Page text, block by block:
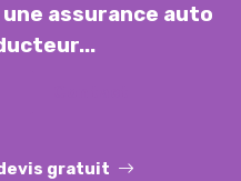
assurance auto
gratuit